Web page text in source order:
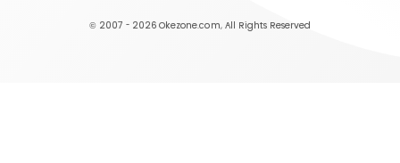
© 2007 - 2026 Okezone.com, All Rights Reserved